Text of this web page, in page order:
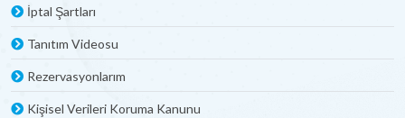
İptal Şartları
Tanıtım Videosu
Rezervasyonlarım
Kişisel Verileri Koruma Kanunu